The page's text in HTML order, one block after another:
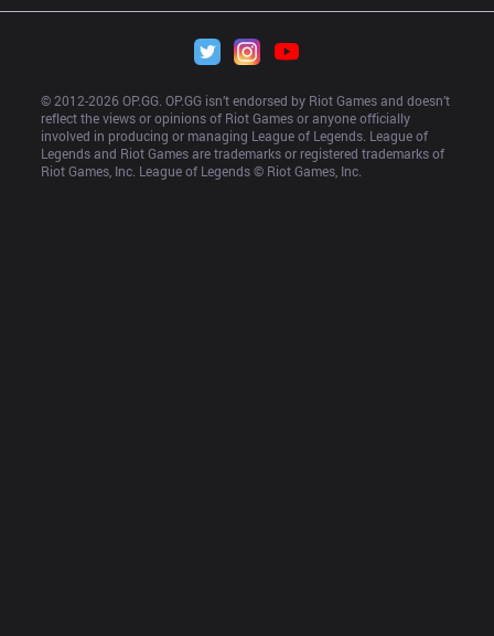
© 2012-2026 OP.GG. OP.GG isn’t endorsed by Riot Games and doesn’t
reflect the views or opinions of Riot Games or anyone officially
involved in producing or managing League of Legends. League of
Legends and Riot Games are trademarks or registered trademarks of
Riot Games, Inc. League of Legends © Riot Games, Inc.